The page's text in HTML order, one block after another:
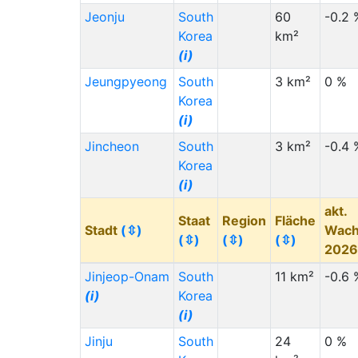
Jeonju
South
Korea
(i)
60
km²
-0.2
Jeungpyeong
South
Korea
(i)
3 km² 0 %
Jincheon
South
Korea
(i)
3 km² -0.4
Stadt (⇳)
Staat
(⇳)
Region
(⇳)
Fläche
(⇳)
akt.
Jinjeop-Onam
(i)
South
Korea
(i)
11 km² -0.6
Jinju
South
24
0 %